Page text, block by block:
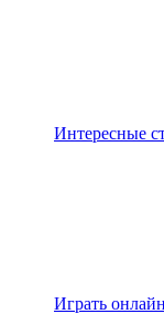
Интересные
Играть онлайн